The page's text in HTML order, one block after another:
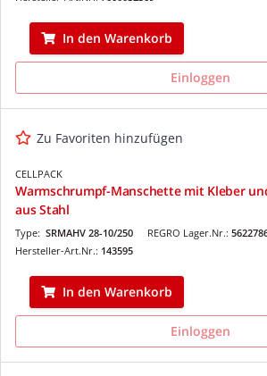
In den Warenkorb
Einloggen
Zu Favoriten hinzufügen
CELLPACK
Warmschrumpf-Manschette mit Kleber
aus Stahl
REGRO Lager.Nr.:
Type: SRMAHV 28-10/250
Hersteller-Art.Nr.: 143595
In den Warenkorb
Einloggen